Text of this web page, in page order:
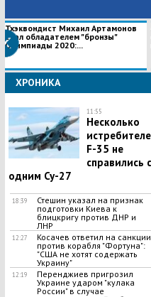
Тхэквондист Михаил Артамонов
стал обладателем "бронзы"
Олимпиады 2020:...
ХРОНИКА
11:55
Несколько
F-35 не
справились с
одним Су-27
18:39
Стешин указал на признак
подготовки Киева к
блицкригу против ДНР и
ЛНР
12:27
​Косачев ответил на санкции
против корабля "Фортуна":
"США не хотят содержать
Украину"
12:19
Перенджиев пригрозил
Украине ударом "кулака
России" в случае